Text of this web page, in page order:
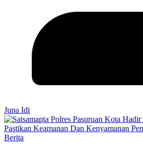
Juna Idi
Berita